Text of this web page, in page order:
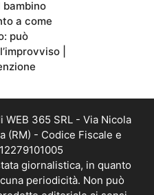
bambino
a come
può
|
365 SRL - Via Nicola
(RM) - Codice Fiscale e
giornalistica, in quanto
periodicità. Non può